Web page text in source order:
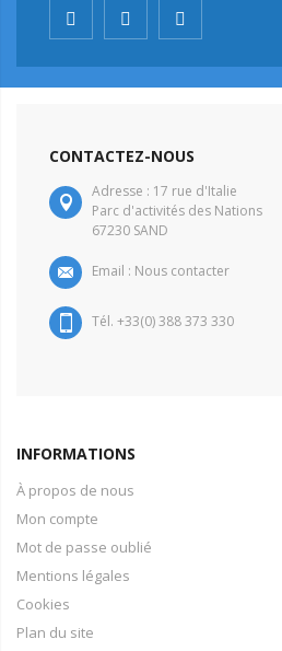
CONTACTEZ-NOUS
Adresse : 17 rue d'Italie
Parc d'activités des Nations
67230 SAND
Email : Nous contacter
Tél. +33(0) 388 373 330
INFORMATIONS
À propos de nous
Mon compte
Mot de passe oublié
Mentions légales
Cookies
Plan du site